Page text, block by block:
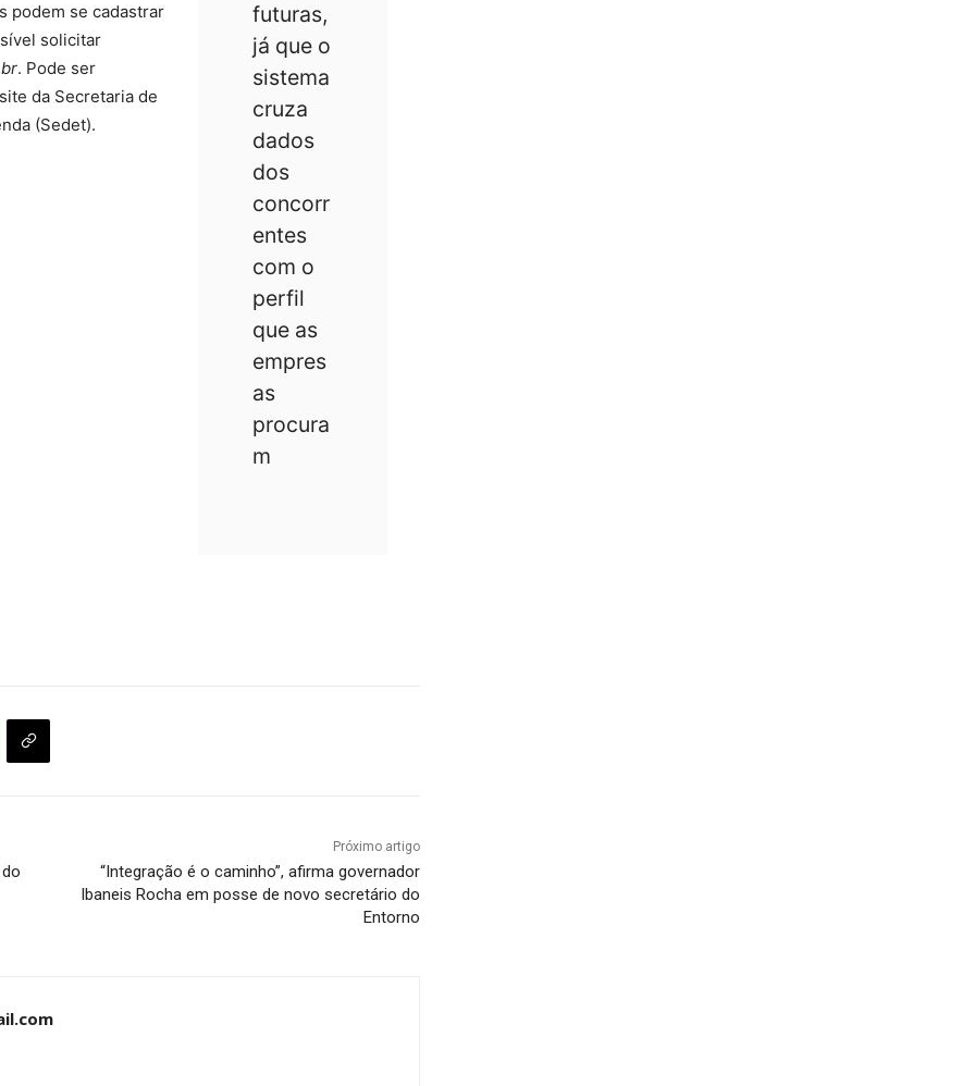
futuras,
já que o
sistema
cruza
dados
dos
concorr
entes
com o
perfil
que as
empres
as
procura
m
podem se cadastrar
solicitar
. Pode ser
da Secretaria de
(Sedet).
Próximo artigo
“Integração é o caminho”, afirma governador
Ibaneis Rocha em posse de novo secretário do
Entorno